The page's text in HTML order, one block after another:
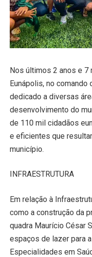
Nos últimos 2 anos e 7
Eunápolis, no
dedicado a diversas
desenvolvimento do
de 110 mil cidadãos
e eficientes que
município.
INFRAESTRUTURA
Em relação à
como a construção da
quadra Maurício César
espaços de lazer para
Especialidades em